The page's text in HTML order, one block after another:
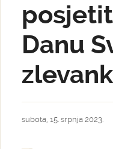
Danu
subota, 15. srpnja 2023.